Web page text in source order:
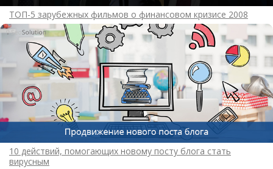
ТОП-5 зарубежных фильмов о финансовом кризисе 2008
10 действий, помогающих новому посту блога стать
вирусным